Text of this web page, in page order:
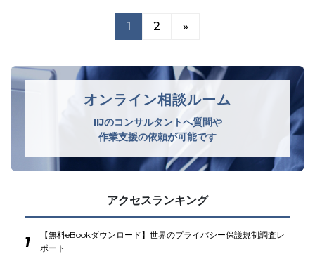
1 2 »
オンライン相談ルーム
IIJのコンサルタントへ質問や
作業支援の依頼が可能です
アクセスランキング
1
【無料eBookダウンロード】世界のプライバシー保護規制調査レ
ポート